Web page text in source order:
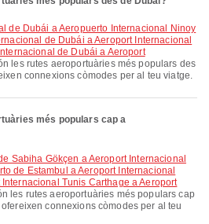
de Dubái a Aeroport Internacional
de Dubái a Aeroport
les rutes aeroportuàries més populars des
connexions còmodes per al teu viatge.
més populars cap a
de Estambul a Aeroport Internacional
Tunis Carthage a Aeroport
les rutes aeroportuàries més populars cap
connexions còmodes per al teu